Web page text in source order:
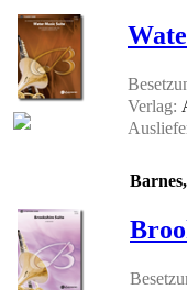
Verlag: